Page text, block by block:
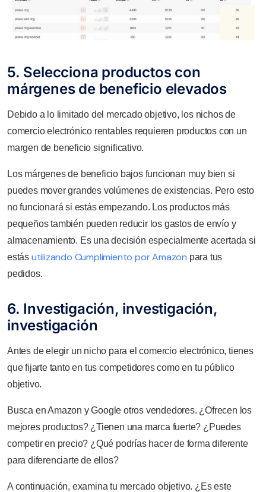
5. Selecciona productos con
márgenes de beneficio elevados
Debido a lo limitado del mercado objetivo, los nichos de
comercio electrónico rentables requieren productos con un
margen de beneficio significativo.
Los márgenes de beneficio bajos funcionan muy bien si
puedes mover grandes volúmenes de existencias. Pero esto
no funcionará si estás empezando. Los productos más
pequeños también pueden reducir los gastos de envío y
almacenamiento. Es una decisión especialmente acertada si
estás utilizando Cumplimiento por Amazon para tus
pedidos.
6. Investigación, investigación,
investigación
Antes de elegir un nicho para el comercio electrónico, tienes
que fijarte tanto en tus competidores como en tu público
objetivo.
Busca en Amazon y Google otros vendedores. ¿Ofrecen los
mejores productos? ¿Tienen una marca fuerte? ¿Puedes
competir en precio? ¿Qué podrías hacer de forma diferente
para diferenciarte de ellos?
A continuación, examina tu mercado objetivo. ¿Es este